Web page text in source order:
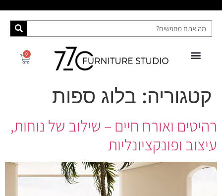
0
קטגוריה: בלוג ספות
רהיטים ואורח חיים – שילוב של נוחות,
עיצוב ופונקציונליות